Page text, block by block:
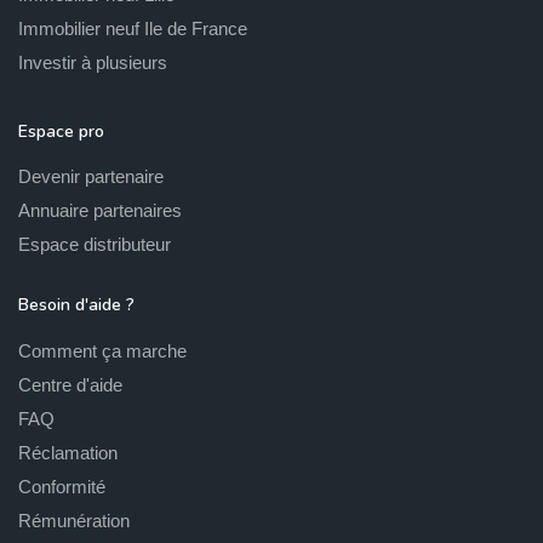
Pourquoi investir dans
l’immobilier neuf à
L’immobilier neuf à Clermont Ferrand :
profitez du dispositif Pinel !
Clermont Ferrand se situe en zone pinel B1. La ville est donc
Immobilier neuf Ile de France
Investir à plusieurs
Espace pro
Devenir partenaire
Annuaire partenaires
Espace distributeur
Besoin d'aide ?
Comment ça marche
Centre d'aide
FAQ
Réclamation
Conformité
Rémunération